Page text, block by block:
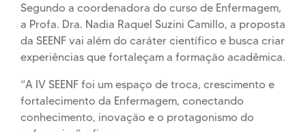
Segundo a coordenadora do curso de Enfermagem,
a Profa. Dra. Nadia Raquel Suzini Camillo, a proposta
da SEENF vai além do caráter científico e busca criar
experiências que fortaleçam a formação acadêmica.
“A IV SEENF foi um espaço de troca, crescimento e
fortalecimento da Enfermagem, conectando
conhecimento, inovação e o protagonismo do